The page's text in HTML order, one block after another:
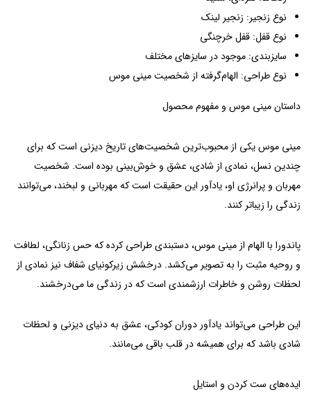
نوع زنجیر: زنجیر لینک
نوع قفل: قفل خرچنگی
سایزبندی: موجود در سایزهای مختلف
نوع طراحی: الهام‌گرفته از شخصیت مینی موس
داستان مینی موس و مفهوم محصول
مینی موس یکی از محبوب‌ترین شخصیت‌های تاریخ دیزنی است که برای
چندین نسل، نمادی از شادی، عشق و خوش‌بینی بوده است. شخصیت
مهربان و پرانرژی او، یادآور این حقیقت است که مهربانی و لبخند، می‌توانند
زندگی را زیباتر کنند.
پاندورا با الهام از مینی موس، دستبندی طراحی کرده که حس زنانگی، لطافت
و روحیه مثبت را به تصویر می‌کشد. درخشش زیرکونیای شفاف نیز نمادی از
لحظات روشن و خاطرات ارزشمندی است که در زندگی ما می‌درخشند.
این طراحی می‌تواند یادآور دوران کودکی، عشق به دنیای دیزنی و لحظات
شادی باشد که برای همیشه در قلب باقی می‌مانند.
ایده‌های ست کردن و استایل